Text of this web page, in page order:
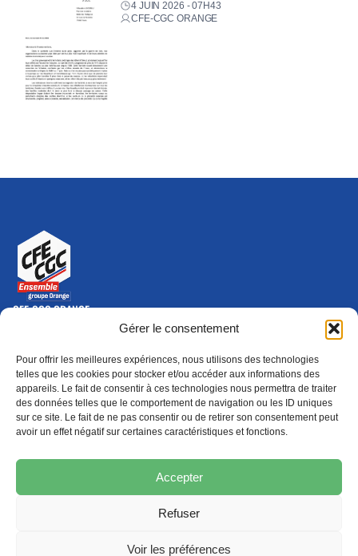
Gérer le consentement
Pour offrir les meilleures expériences, nous utilisons des technologies
telles que les cookies pour stocker et/ou accéder aux informations des
appareils. Le fait de consentir à ces technologies nous permettra de traiter
des données telles que le comportement de navigation ou les ID uniques
sur ce site. Le fait de ne pas consentir ou de retirer son consentement peut
avoir un effet négatif sur certaines caractéristiques et fonctions.
Accepter
Refuser
Voir les préférences
4 JUIN 2026 - 07H43
CFE-CGC ORANGE
CFE-CGC ORANGE
10-12 rue Saint Amand, 75015 Paris Cedex 15
Nous contacter
01 46 79 28 74
S'ABONNER(NOUVELLE FENÊTRE)
ADHÉRER
Épargne
(nouvelle fenêtre) Formation
(nouvelle fenêtre)
POLITIQUE DE COOKIES